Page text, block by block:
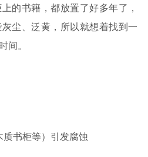
60
的书籍，都放置了好多年了，
尘、泛黄，所以就想着找到一
间。
书柜等）引发腐蚀